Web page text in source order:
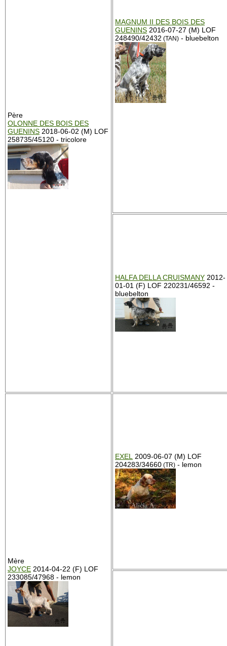
Père
OLONNE DES BOIS DES
GUENINS 2018-06-02 (M) LOF
258735/45120 - tricolore
MAGNUM II DES BOIS DES
GUENINS 2016-07-27 (M) LOF
248490/42432 (TAN) - bluebelton
HALFA DELLA CRUISMANY 2012-
01-01 (F) LOF 220231/46592 -
bluebelton
Mère
JOYCE 2014-04-22 (F) LOF
233085/47968 - lemon
EXEL
2009-06-07 (M) LOF
204283/34660 (TR) - lemon